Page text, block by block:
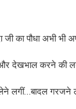
का पौधा अभी भी
देखभाल करने की
लेने लगीं…बादल